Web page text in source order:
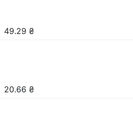
49.29 ₴
20.66 ₴